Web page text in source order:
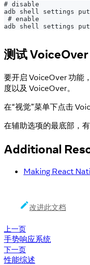
# disable
adb shell settings put
# enable
adb shell settings put
测试 VoiceOver
要开启 VoiceOver 功能
度以及 VoiceOver。
在“视觉”菜单下点击
在辅助选项的最底部，
Additional
Making React
改进此文档
上一页
手势响应系统
下一页
性能综述